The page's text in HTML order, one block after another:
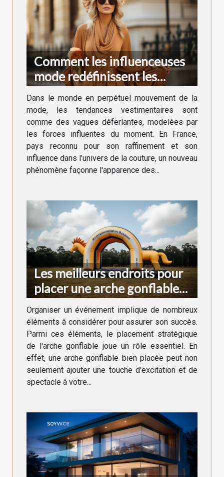
Comment les influenceuses
mode redéfinissent les
tendances vestimentaires en
France
Dans le monde en perpétuel mouvement de la
mode, les tendances vestimentaires sont
comme des vagues déferlantes, modelées par
les forces influentes du moment. En France,
pays reconnu pour son raffinement et son
influence dans l’univers de la couture, un nouveau
phénomène façonne l'apparence des...
Les meilleurs endroits pour
placer une arche gonflable
lors d'un événement
Organiser un événement implique de nombreux
éléments à considérer pour assurer son succès.
Parmi ces éléments, le placement stratégique
de l'arche gonflable joue un rôle essentiel. En
effet, une arche gonflable bien placée peut non
seulement ajouter une touche d'excitation et de
spectacle à votre...